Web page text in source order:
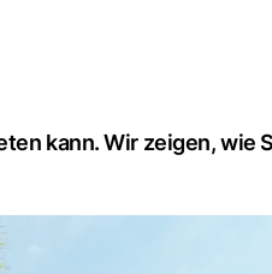
kann. Wir zeigen, wie